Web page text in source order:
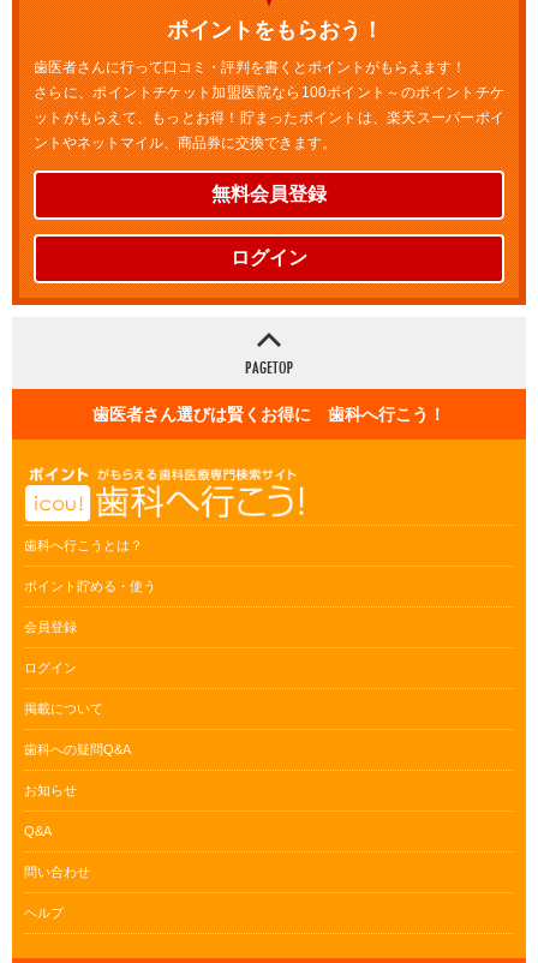
ポイントをもらおう！
歯医者さんに行って口コミ・評判を書くとポイントがもらえます！
さらに、ポイントチケット加盟医院なら100ポイント～のポイントチケ
ットがもらえて、もっとお得！貯まったポイントは、楽天スーパーポイ
ントやネットマイル、商品券に交換できます。
無料会員登録
ログイン
歯医者さん選びは賢くお得に 歯科へ行こう！
歯科へ行こうとは？
ポイント貯める・使う
会員登録
ログイン
掲載について
歯科への疑問Q&A
お知らせ
Q&A
問い合わせ
ヘルプ